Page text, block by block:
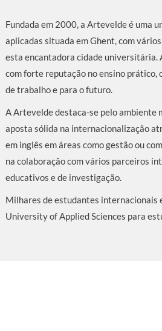
Fundada em 2000, a Artevelde é uma
aplicadas situada em Ghent, com
esta encantadora cidade universitária.
com forte reputação no ensino prático,
de trabalho e para o futuro.
A Artevelde destaca-se pelo ambiente
aposta sólida na internacionalização
em inglês em áreas como gestão ou
na colaboração com vários parceiros
educativos e de investigação.
Milhares de estudantes internacionais
University of Applied Sciences para